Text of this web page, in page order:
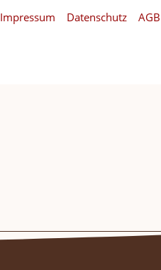
Impressum Datenschutz AGB